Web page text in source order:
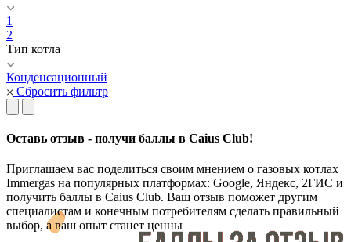
1
2
Тип котла
Конденсационный
Сбросить фильтр
Оставь отзыв - получи баллы в Caius Club!
Приглашаем вас поделиться своим мнением о газовых котлах
Immergas на популярных платформах: Google, Яндекс, 2ГИС и
получить баллы в Caius Club. Ваш отзыв поможет другим
специалистам и конечным потребителям сделать правильный
выбор, а ваш опыт станет ценны